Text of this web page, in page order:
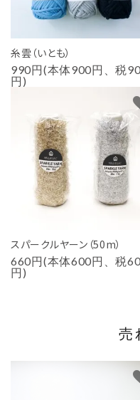
糸雲（いとも）
990円(本体900円、税90
円)
スパークルヤーン（50m）
660円(本体600円、税60
円)
売